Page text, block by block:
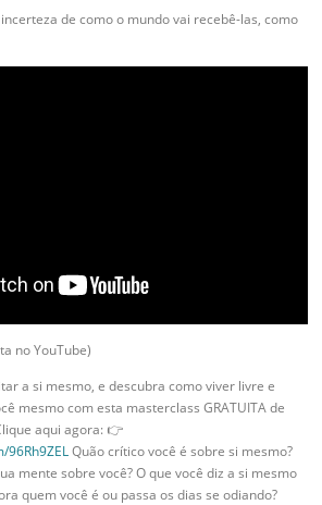
de como o mundo vai recebê-las, como
no YouTube)
a si mesmo, e descubra como viver livre e
mesmo com esta masterclass GRATUITA de
aqui agora: 👉
96Rh9ZELQuão crítico você é sobre si mesmo?
mente sobre você? O que você diz a si mesmo
quem você é ou passa os dias se odiando?